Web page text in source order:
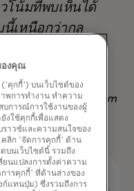
โน้มที่พบเห็นได้
นี้เหนือกว่ากล
เวลาอีกด้วย
GlassesUSA.com
องคุณ
('คุกกี้') บนเว็บไซต์ของ
าพการทำงาน ทำความ
บการณ์การใช้งานของผู้
งใช้คุกกี้เพื่อแสดง
ราวซ์และความสนใจของ
คลิก 'จัดการคุกกี้' ด้าน
ดบนเว็บไซต์นี้ รวมถึง
ยนแปลงการตั้งค่าความ
การคุกกี้' ที่ด้านล่างของ
ก์แทนปุ่ม) ซึ่งรวมถึงการ